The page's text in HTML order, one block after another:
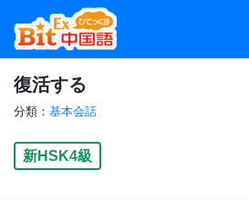
復活する
分類： 基本会話
新HSK4級